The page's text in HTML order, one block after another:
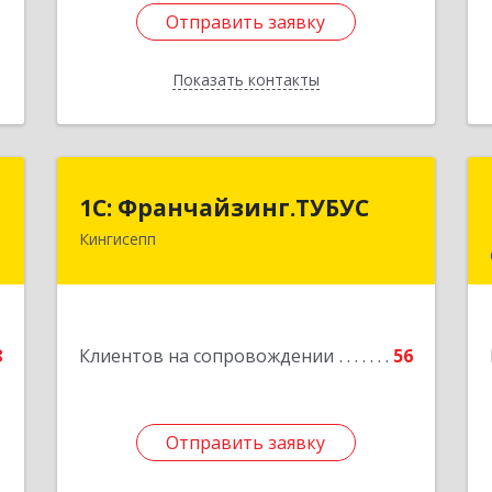
Отправить заявку
Показать контакты
Отправить заявку
Назад
1С: Франчайзинг.ТУБУС
Кингисепп
Клиентов на сопровождении 56
Отправить заявку
1С: Франчайзинг.ТУБУС
Отправить заявку